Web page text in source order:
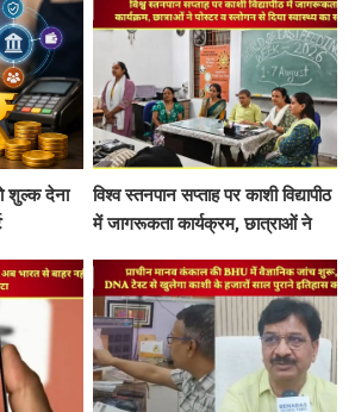
पूरी डिटेल
शुल्क देना
विश्व स्तनपान सप्ताह पर काशी विद्यापीठ
में जागरूकता कार्यक्रम, छात्राओं ने
संदेश